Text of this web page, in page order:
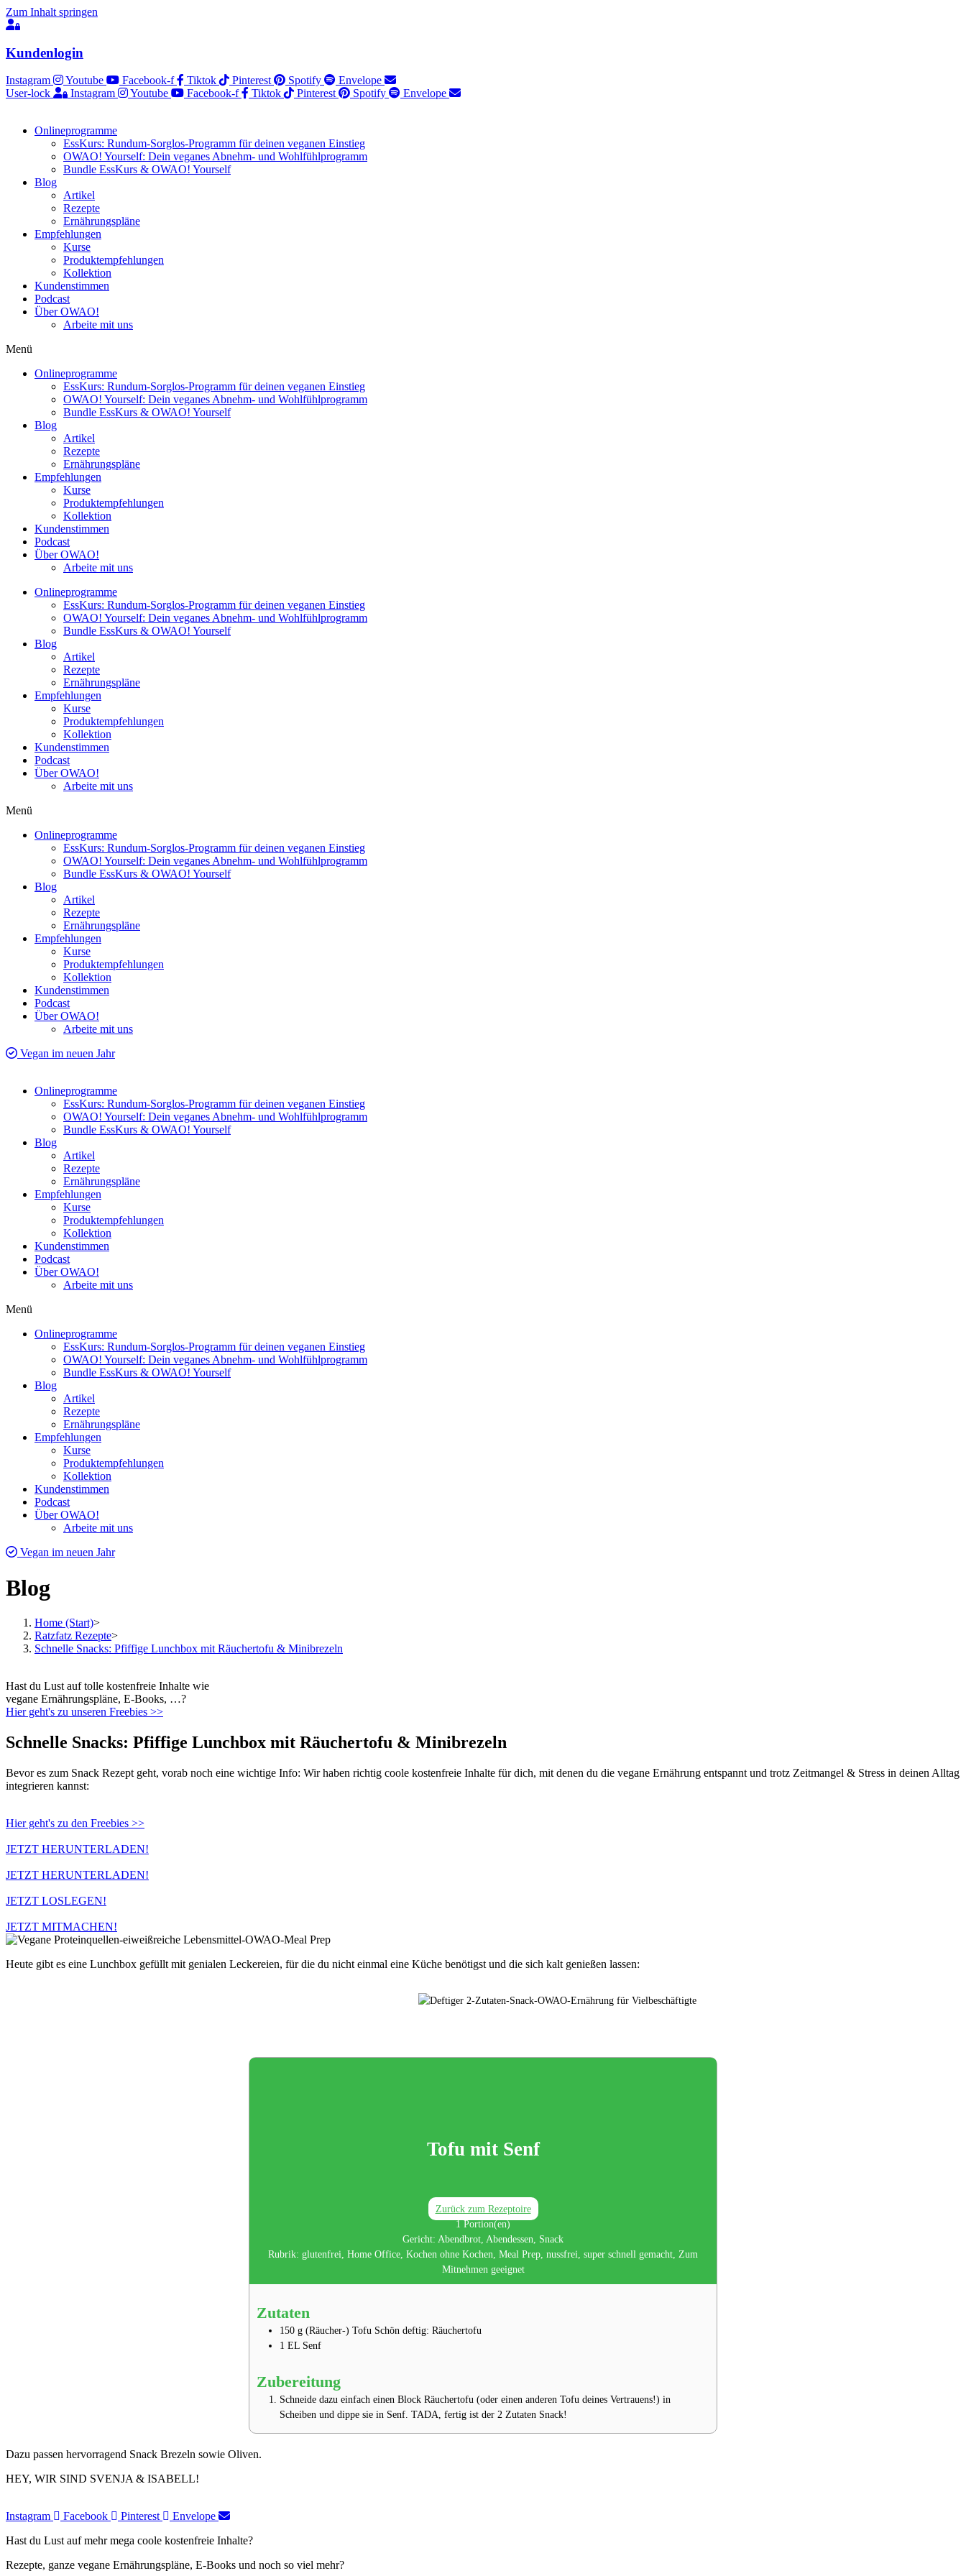
Zum Inhalt springen
Kundenlogin
Instagram Youtube Facebook-f Tiktok Pinterest Spotify
Envelope
User-lock
Instagram Youtube Facebook-f Tiktok Pinterest Spotify Envelope
Onlineprogramme
EssKurs: Rundum-Sorglos-Programm für deinen veganen Einstieg
OWAO! Yourself: Dein veganes Abnehm- und Wohlfühlprogramm
Bundle EssKurs & OWAO! Yourself
Blog
Artikel
Rezepte
Ernährungspläne
Empfehlungen
Kurse
Produktempfehlungen
Kollektion
Kundenstimmen
Podcast
Über OWAO!
Arbeite mit uns
Menü
Onlineprogramme
EssKurs: Rundum-Sorglos-Programm für deinen veganen Einstieg
OWAO! Yourself: Dein veganes Abnehm- und Wohlfühlprogramm
Bundle EssKurs & OWAO! Yourself
Blog
Artikel
Rezepte
Ernährungspläne
Empfehlungen
Kurse
Produktempfehlungen
Kollektion
Kundenstimmen
Podcast
Über OWAO!
Arbeite mit uns
Onlineprogramme
EssKurs: Rundum-Sorglos-Programm für deinen veganen Einstieg
OWAO! Yourself: Dein veganes Abnehm- und Wohlfühlprogramm
Bundle EssKurs & OWAO! Yourself
Blog
Artikel
Rezepte
Ernährungspläne
Empfehlungen
Kurse
Produktempfehlungen
Kollektion
Kundenstimmen
Podcast
Über OWAO!
Arbeite mit uns
Menü
Onlineprogramme
EssKurs: Rundum-Sorglos-Programm für deinen veganen Einstieg
OWAO! Yourself: Dein veganes Abnehm- und Wohlfühlprogramm
Bundle EssKurs & OWAO! Yourself
Blog
Artikel
Rezepte
Ernährungspläne
Empfehlungen
Kurse
Produktempfehlungen
Kollektion
Kundenstimmen
Podcast
Über OWAO!
Arbeite mit uns
Vegan im neuen Jahr
Onlineprogramme
EssKurs: Rundum-Sorglos-Programm für deinen veganen Einstieg
OWAO! Yourself: Dein veganes Abnehm- und Wohlfühlprogramm
Bundle EssKurs & OWAO! Yourself
Blog
Artikel
Rezepte
Ernährungspläne
Empfehlungen
Kurse
Produktempfehlungen
Kollektion
Kundenstimmen
Podcast
Über OWAO!
Arbeite mit uns
Menü
Onlineprogramme
EssKurs: Rundum-Sorglos-Programm für deinen veganen Einstieg
OWAO! Yourself: Dein veganes Abnehm- und Wohlfühlprogramm
Bundle EssKurs & OWAO! Yourself
Blog
Artikel
Rezepte
Ernährungspläne
Empfehlungen
Kurse
Produktempfehlungen
Kollektion
Kundenstimmen
Podcast
Über OWAO!
Arbeite mit uns
Vegan im neuen Jahr
Blog
Home (Start)>
Ratzfatz Rezepte>
Schnelle Snacks: Pfiffige Lunchbox mit Räuchertofu & Minibrezeln
Hast du Lust auf tolle kostenfreie Inhalte wie
vegane Ernährungspläne, E-Books, …?
Hier geht's zu unseren Freebies >>
Schnelle Snacks: Pfiffige Lunchbox mit Räuchertofu & Minibrezeln
Bevor es zum Snack Rezept geht, vorab noch eine wichtige Info: Wir haben richtig coole kostenfreie Inhalte für dich, mit denen du die vegane Ernährung entspannt und trotz Zeitmangel & Stress in deinen Alltag
integrieren kannst:
Hier geht's zu den Freebies >>
JETZT HERUNTERLADEN!
JETZT HERUNTERLADEN!
JETZT LOSLEGEN!
JETZT MITMACHEN!
Heute gibt es eine Lunchbox gefüllt mit genialen Leckereien, für die du nicht einmal eine Küche benötigst und die sich kalt genießen lassen:⁣
Tofu mit Senf
Zurück zum Rezeptoire
1 Portion(en)
Gericht: Abendbrot, Abendessen, Snack
Rubrik: glutenfrei, Home Office, Kochen ohne Kochen, Meal Prep, nussfrei, super schnell gemacht, Zum
Mitnehmen geeignet
Zutaten
150 g (Räucher-) Tofu Schön deftig: Räuchertofu
1 EL Senf
Zubereitung
Schneide dazu einfach einen Block Räuchertofu (oder einen anderen Tofu deines Vertrauens!) in
Scheiben und dippe sie in Senf. TADA, fertig ist der 2 Zutaten Snack! ⁣⁣
Dazu passen hervorragend Snack Brezeln sowie Oliven.
HEY, WIR SIND SVENJA & ISABELL!​
Instagram Facebook Pinterest
Envelope
Hast du Lust auf mehr mega coole kostenfreie Inhalte?
Rezepte, ganze vegane Ernährungspläne, E-Books und noch so viel mehr?